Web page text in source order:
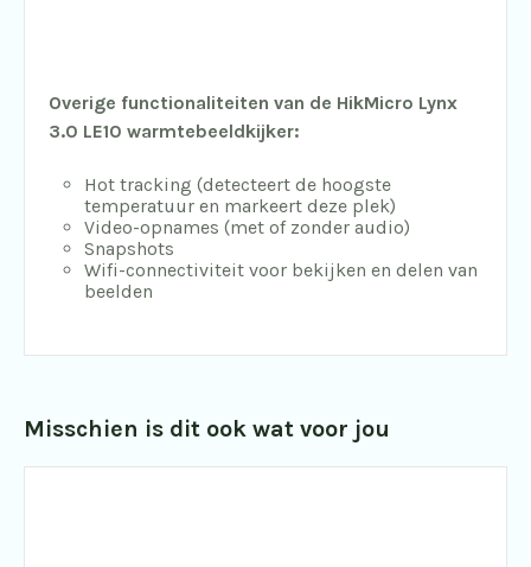
Overige functionaliteiten van de HikMicro Lynx
3.0 LE10 warmtebeeldkijker:
Hot tracking (detecteert de hoogste
temperatuur en markeert deze plek)
Video-opnames (met of zonder audio)
Snapshots
Wifi-connectiviteit voor bekijken en delen van
beelden
Misschien is dit ook wat voor jou